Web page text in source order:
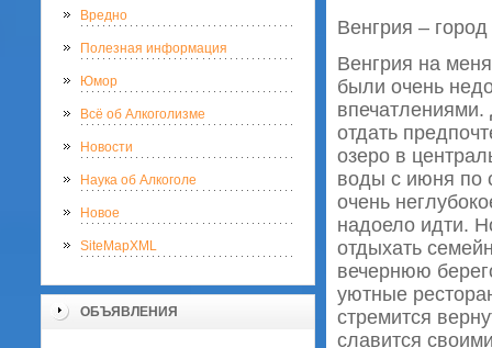
Вредно
Полезная информация
Юмор
Всё об Алкоголизме
Новости
Наука об Алкоголе
Новое
SiteMapXML
ОБЪЯВЛЕНИЯ
Венгрия –
Венгрия на
были очень
отдать
озеро в
воды с июня по
очень
надоело идти.
отдыхать
вечернюю
уютные
стремится
славится